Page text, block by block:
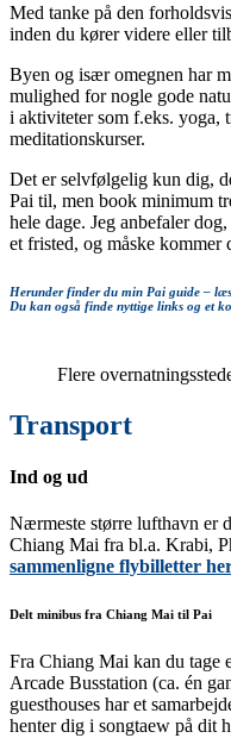
Med tanke på den
inden du kører videre eller
Byen og især omegnen har
mulighed for nogle gode
i aktiviteter som f.eks. yoga,
meditationskurser.
Det er selvfølgelig kun dig,
Pai til, men book minimum
hele dage. Jeg anbefaler
et fristed, og måske kommer
Herunder finder du min Pai guide –
Du kan også finde nyttige links og et
Flere
Transport
Ind og ud
Nærmeste større lufthavn er
Chiang Mai fra bl.a. Krabi,
sammenligne flybilletter
Delt minibus fra Chiang Mai til Pai
Fra Chiang Mai kan du tage
Arcade Busstation (ca. én
guesthouses har et
henter dig i songtaew på dit